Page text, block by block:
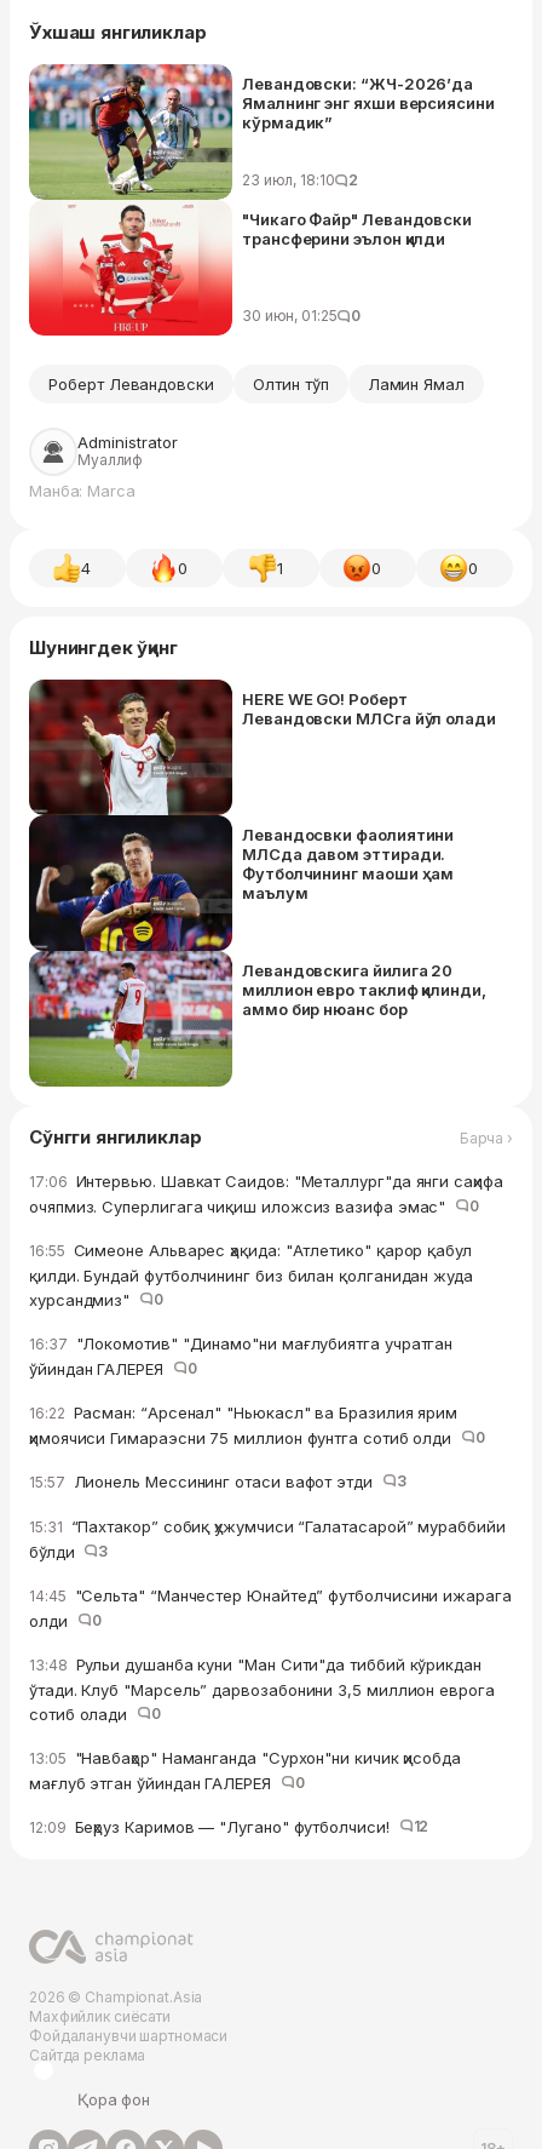
Ўхшаш янгиликлар
Левандовски: “ЖЧ-2026’да
Ямалнинг энг яхши версиясини
кўрмадик”
23 июл, 18:10 2
"Чикаго Файр" Левандовски
трансферини эълон қилди
30 июн, 01:25 0
Роберт Левандовски Олтин тўп Ламин Ямал
Administrator
Муаллиф
Манба: Marca
4 0 1 0 0
Шунингдек ўқинг
HERE WE GO! Роберт
Левандовски МЛСга йўл олади
Левандосвки фаолиятини
МЛСда давом эттиради.
Футболчининг маоши ҳам
маълум
Левандовскига йилига 20
миллион евро таклиф қилинди,
аммо бир нюанс бор
Сўнгги янгиликлар Барча ›
17:06 Интервью. Шавкат Саидов: "Металлург"да янги саҳифа
очяпмиз. Суперлигага чиқиш иложсиз вазифа эмас"
0
16:55 Симеоне Альварес ҳақида: "Атлетико" қарор қабул
қилди. Бундай футболчининг биз билан қолганидан жуда
хурсандмиз"
0
16:37 "Локомотив" "Динамо"ни мағлубиятга учратган
ўйиндан ГАЛЕРЕЯ
0
16:22 Расман: “Арсенал" "Ньюкасл" ва Бразилия ярим
ҳимоячиси Гимараэсни 75 миллион фунтга сотиб олди
0
15:57 Лионель Мессининг отаси вафот этди 3
15:31 “Пахтакор” собиқ ҳужумчиси “Галатасарой” мураббийи
бўлди
3
14:45 "Сельта" “Манчестер Юнайтед” футболчисини ижарага
олди
0
13:48 Рульи душанба куни "Ман Сити"да тиббий кўрикдан
ўтади. Клуб "Марсель” дарвозабонини 3,5 миллион еврога
сотиб олади
0
13:05 "Навбаҳор" Наманганда "Сурхон"ни кичик ҳисобда
мағлуб этган ўйиндан ГАЛЕРЕЯ
0
12:09 Беҳруз Каримов — "Лугано" футболчиси! 12
2026 © Championat.Asia
Махфийлик сиёсати
Фойдаланувчи шартномаси
Сайтда реклама
Қора фон